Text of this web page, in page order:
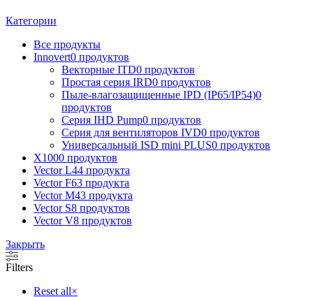
Категории
Все продукты
Innovert0 продуктов
Векторные ITD0 продуктов
Простая серия IRD0 продуктов
Пыле-влагозащищенные IPD (IP65/IP54)0
продуктов
Серия IHD Pump0 продуктов
Серия для вентиляторов IVD0 продуктов
Универсальный ISD mini PLUS0 продуктов
X1000 продуктов
Vector L44 продукта
Vector F63 продукта
Vector M43 продукта
Vector S8 продуктов
Vector V8 продуктов
Закрыть
Filters
Reset all×